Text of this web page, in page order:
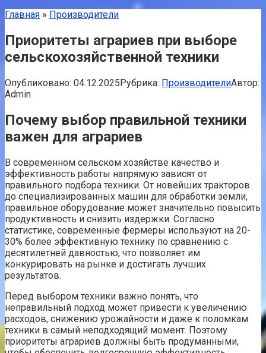
Главная » Производители
Приоритеты аграриев при выборе
сельскохозяйственной техники
Опубликовано: 04.12.2025Рубрика: ПроизводителиАвтор:
Admin
Почему выбор правильной техники
важен для аграриев
В современном сельском хозяйстве качество и
эффективность работы напрямую зависят от
правильного подбора техники. От новейших тракторов
до специализированных машин для обработки земли,
правильное оборудование может значительно повысить
продуктивность и снизить издержки. Согласно
статистике, современные фермеры используют на 20-
30% более эффективную технику по сравнению с
десятилетней давностью, что позволяет им
конкурировать на рынке и достигать лучших
результатов.
Перед выбором техники важно понять, что
неправильный подход может привести к увеличению
расходов, снижению урожайности и даже к поломкам
техники в самый неподходящий момент. Поэтому
приоритеты аграриев должны быть продуманными,